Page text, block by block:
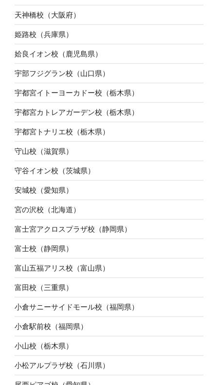
天神橋校（大阪府）
姫路校（兵庫県）
姶良イオン校（鹿児島県）
宇部フジグラン校（山口県）
宇都宮イトーヨーカドー校（栃木県）
宇都宮カトレアガーデン校（栃木県）
宇都宮トナリエ校（栃木県）
守山校（滋賀県）
守谷イオン校（茨城県）
安城校（愛知県）
宮の沢校（北海道）
富士宮アクロスプラザ校（静岡県）
富士校（静岡県）
富山五福アリス校（富山県）
富田校（三重県）
小倉サニーサイドモール校（福岡県）
小倉駅前校（福岡県）
小山校（栃木県）
小松アルプラザ校（石川県）